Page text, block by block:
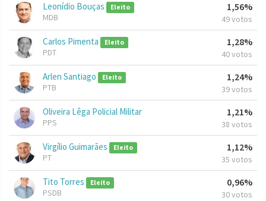
Leonídio Bouças Eleito
MDB
1,56%
49 votos
Carlos Pimenta Eleito
PDT
1,28%
40 votos
Arlen Santiago Eleito
PTB
1,24%
39 votos
Oliveira Lêga Policial Militar
PPS
1,21%
38 votos
Virgílio Guimarães Eleito
PT
1,12%
35 votos
Tito Torres Eleito
PSDB
0,96%
30 votos